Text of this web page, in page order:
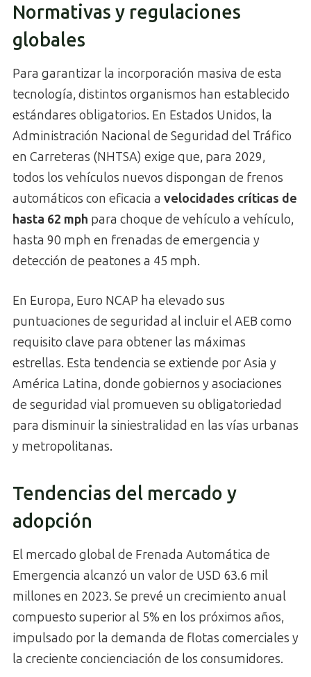
Normativas y regulaciones
globales
Para garantizar la incorporación masiva de esta
tecnología, distintos organismos han establecido
estándares obligatorios. En Estados Unidos, la
Administración Nacional de Seguridad del Tráfico
en Carreteras (NHTSA) exige que, para 2029,
todos los vehículos nuevos dispongan de frenos
automáticos con eficacia a velocidades críticas de
hasta 62 mph para choque de vehículo a vehículo,
hasta 90 mph en frenadas de emergencia y
detección de peatones a 45 mph.
En Europa, Euro NCAP ha elevado sus
puntuaciones de seguridad al incluir el AEB como
requisito clave para obtener las máximas
estrellas. Esta tendencia se extiende por Asia y
América Latina, donde gobiernos y asociaciones
de seguridad vial promueven su obligatoriedad
para disminuir la siniestralidad en las vías urbanas
y metropolitanas.
Tendencias del mercado y
adopción
El mercado global de Frenada Automática de
Emergencia alcanzó un valor de USD 63.6 mil
millones en 2023. Se prevé un crecimiento anual
compuesto superior al 5% en los próximos años,
impulsado por la demanda de flotas comerciales y
la creciente concienciación de los consumidores.